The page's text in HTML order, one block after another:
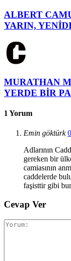
ALBERT
YARIN,
MURATHAN
YERDE BİR
1 Yorum
Emin göktürk
Adlarının
gereken bir
camiasının
caddelerde
faşisttir gibi
Cevap Ver